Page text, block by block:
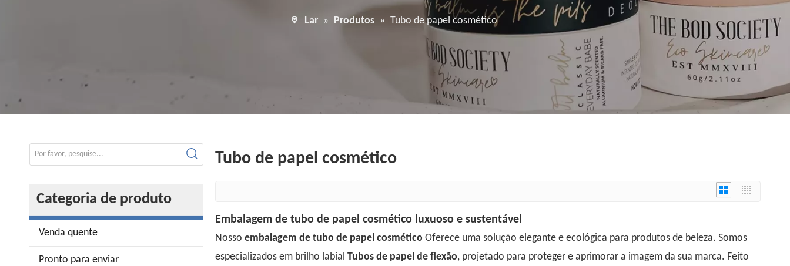
Lar » Produtos » Tubo de papel cosmético
Categoria de produto
Venda quente
Pronto para enviar
Tubo de papel cosmético
Embalagem de tubo de papel cosmético luxuoso e sustentável
Nosso embalagem de tubo de papel cosmético Oferece uma solução elegante e ecológica para produtos de beleza. Somos
especializados em brilho labial Tubos de papel de flexão, projetado para proteger e aprimorar a imagem da sua marca. Feito